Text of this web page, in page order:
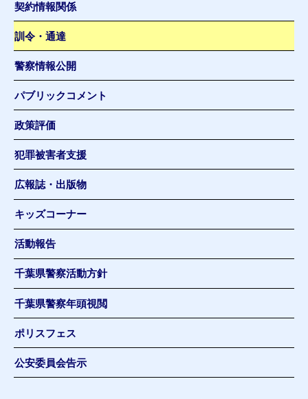
契約情報関係
訓令・通達
警察情報公開
パブリックコメント
政策評価
犯罪被害者支援
広報誌・出版物
キッズコーナー
活動報告
千葉県警察活動方針
千葉県警察年頭視閲
ポリスフェス
公安委員会告示